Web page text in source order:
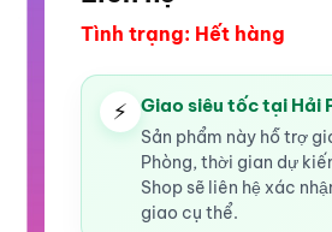
Tình trạng: Hết hàng
⚡ Giao siêu tốc tại Hải
Sản phẩm này hỗ trợ
Phòng, thời gian dự
Shop sẽ liên hệ xác
giao cụ thể.